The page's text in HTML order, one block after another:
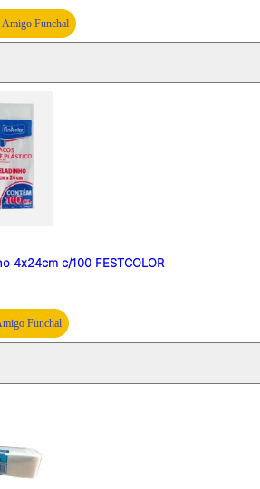
Amigo Funchal
4x24cm c/100 FESTCOLOR
Funchal